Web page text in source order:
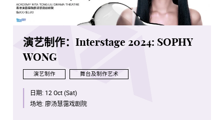
演艺制作：Interstage 2024: SOPHY
WONG
演艺制作 舞台及制作艺术
日期: 12 Oct (Sat)
场地: 廖汤慧霭戏剧院